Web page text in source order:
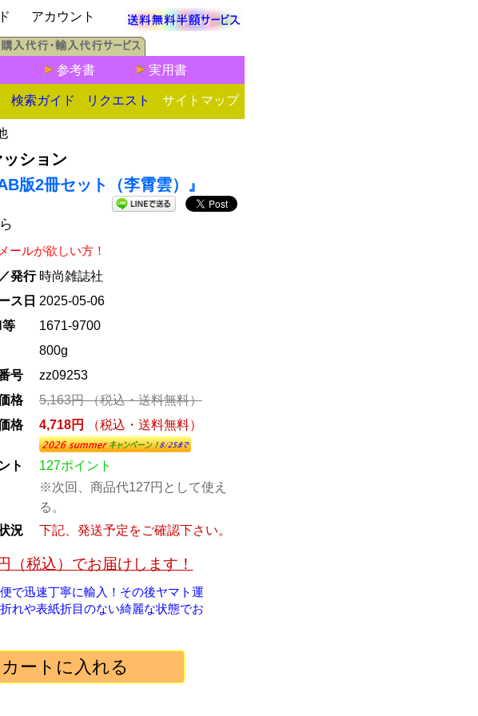
アカウント
参考書 実用書
検索ガイド リクエスト サイトマップ
ション
版2冊セット（李霄雲）』
ールが欲しい方！
発行 時尚雑誌社
ス日 2025-05-06
等
1671-9700
800g
号
zz09253
格
5,163円（税込・送料無料）
格
4,718円 （税込・送料無料）
ト
127ポイント
※次回、商品代127円として使え
る。
況
下記、発送予定をご確認下さい。
（税込）でお届けします！
で迅速丁寧に輸入！その後ヤマト運
れや表紙折目のない綺麗な状態でお